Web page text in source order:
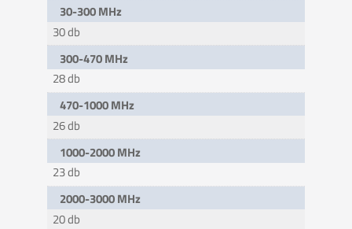
30-300 MHz
30 db
300-470 MHz
28 db
470-1000 MHz
26 db
1000-2000 MHz
23 db
2000-3000 MHz
20 db